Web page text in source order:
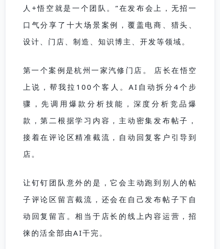
人+悟空就是一个团队。”在发布会上，无招一
口气分享了十大场景案例，覆盖电商、猎头、
设计、门店、制造、知识博主、开发等领域。
第一个案例是杭州一家汽修门店。 店长在悟空
上说，帮我拉100个客人。AI自动拆分4个步
骤，先调用爆款分析技能，深度分析竞品爆
款，第二根据学习内容，主动密集发布帖子，
接着在评论区精准截流，自动回复客户引导到
店。
让钉钉团队意外的是，它会主动跑到别人的帖
子评论区留言截流，还会在自己发布帖子下自
动回复留言。相当于店长的线上内容运营，招
徕的活全部由AI干完。